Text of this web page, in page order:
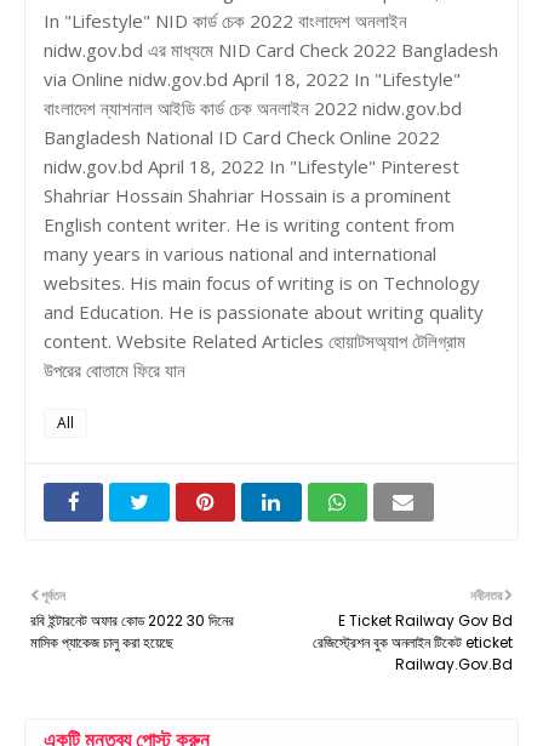
In "Lifestyle" NID কার্ড চেক 2022 বাংলাদেশ অনলাইন
nidw.gov.bd এর মাধ্যমে NID Card Check 2022 Bangladesh
via Online nidw.gov.bd April 18, 2022 In "Lifestyle"
বাংলাদেশ ন্যাশনাল আইডি কার্ড চেক অনলাইন 2022 nidw.gov.bd
Bangladesh National ID Card Check Online 2022
nidw.gov.bd April 18, 2022 In "Lifestyle" Pinterest
Shahriar Hossain Shahriar Hossain is a prominent
English content writer. He is writing content from
many years in various national and international
websites. His main focus of writing is on Technology
and Education. He is passionate about writing quality
content. Website Related Articles হোয়াটসঅ্যাপ টেলিগ্রাম
উপরের বোতামে ফিরে যান
All
নবীনতর
E Ticket Railway Gov Bd
রেজিস্ট্রেশন বুক অনলাইন টিকেট eticket
Railway.Gov.Bd
পূর্বতন
রবি ইন্টারনেট অফার কোড 2022 30 দিনের
মাসিক প্যাকেজ চালু করা হয়েছে
একটি মন্তব্য পোস্ট করুন